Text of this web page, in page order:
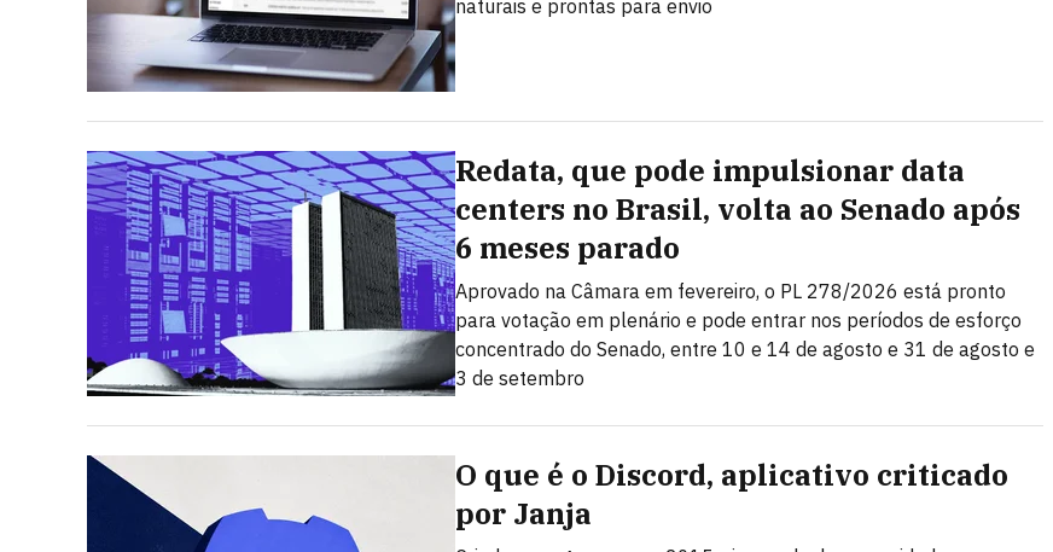
naturais e prontas para envio
Redata, que pode impulsionar data
centers no Brasil, volta ao Senado após
6 meses parado
Aprovado na Câmara em fevereiro, o PL 278/2026 está pronto
para votação em plenário e pode entrar nos períodos de esforço
concentrado do Senado, entre 10 e 14 de agosto e 31 de agosto e
3 de setembro
O que é o Discord, aplicativo criticado
por Janja